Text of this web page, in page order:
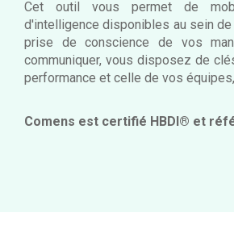
Cet outil vous permet de
d'intelligence disponibles au sein
prise de conscience de vos
communiquer, vous disposez de
performance et celle de vos
Comens est certifié HBDI® et